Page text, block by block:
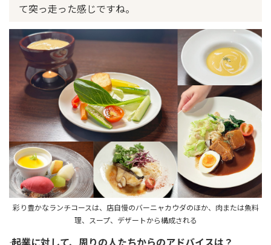
て突っ走った感じですね。
彩り豊かなランチコースは、店自慢のバーニャカウダのほか、肉または魚料
理、スープ、デザートから構成される
―― 起業に対して、周りの人たちからのアドバイスは？